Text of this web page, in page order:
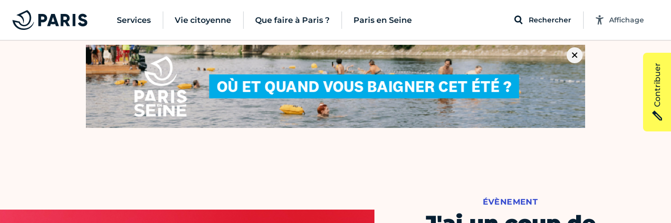
Services Vie citoyenne Que faire à Paris ? Paris en Seine Rechercher Affichage
ÉVÈNEMENT
Contribuer